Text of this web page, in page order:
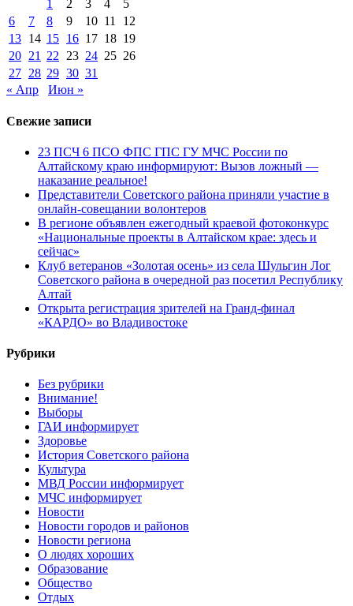
1 2 3 4
5
6
7 8 9 10 11
12
13 14 15 16 17 18 19
20 21 22 23 24 25 26
27 28 29 30 31
« Апр
Июн »
Свежие записи
23 ПСЧ 6 ПСО ФПС ГПС ГУ МЧС России по
Алтайскому краю информируют: Вызов ложный —
наказание реальное!
Представители Советского района приняли участие в
онлайн-совещании волонтеров
В регионе объявлен ежегодный краевой фотоконкурс
«Национальные проекты в Алтайском крае: здесь и
сейчас»
Клуб ветеранов «Золотая осень» из села Шульгин Лог
Советского района в очередной раз посетил Республику
Алтай
Открыта регистрация зрителей на Гранд-финал
«КАРДО» во Владивостоке
Рубрики
Без рубрики
Внимание!
Выборы
ГАИ информирует
Здоровье
История Советского района
Культура
МВД России информирует
МЧС информирует
Новости
Новости городов и районов
Новости региона
О людях хороших
Образование
Общество
Отдых